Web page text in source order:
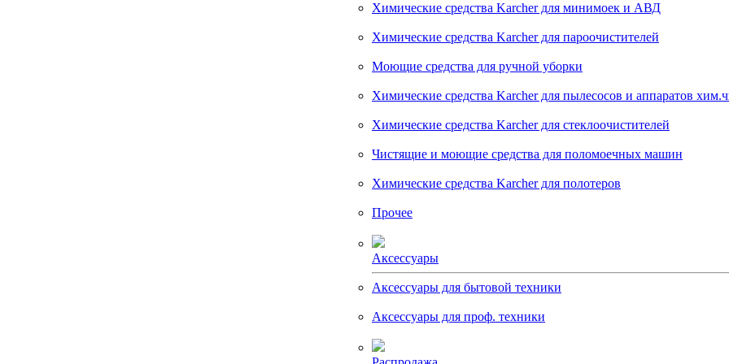
Химические средства Karcher для минимоек и АВД
Химические средства Karcher для пароочистителей
Моющие средства для ручной уборки
Химические средства Karcher для пылесосов и аппаратов
Химические средства Karcher для стеклоочистителей
Чистящие и моющие средства для поломоечных машин
Химические средства Karcher для полотеров
Прочее
Аксессуары
Аксессуары для бытовой техники
Аксессуары для проф. техники